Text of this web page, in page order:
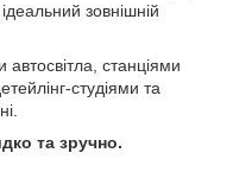
зовнішній
станціями
студіями та
та зручно.